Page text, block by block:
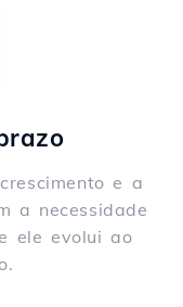
e a
a necessidade
ele evolui ao